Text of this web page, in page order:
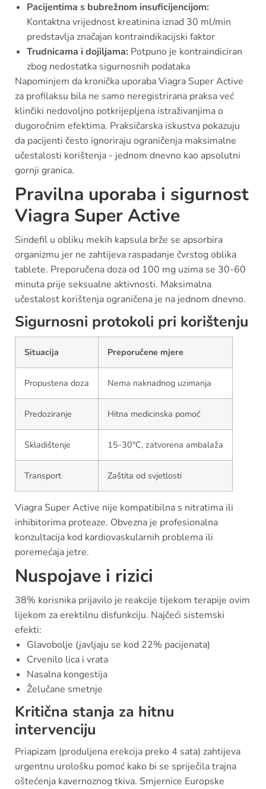
Pacijentima s bubrežnom insuficijencijom:
Kontaktna vrijednost kreatinina iznad 30 ml/min
predstavlja značajan kontraindikacijski faktor
Trudnicama i dojiljama: Potpuno je kontraindiciran
zbog nedostatka sigurnosnih podataka
Napominjem da kronička uporaba Viagra Super Active
za profilaksu bila ne samo neregistrirana praksa već
klinčiki nedovoljno potkrijepljena istraživanjima o
dugoročnim efektima. Praksičarska iskustva pokazuju
da pacijenti često ignoriraju ograničenja maksimalne
učestalosti korištenja - jednom dnevno kao apsolutni
gornji granica.
Pravilna uporaba i sigurnost
Viagra Super Active
Sindefil u obliku mekih kapsula brže se apsorbira
organizmu jer ne zahtijeva raspadanje čvrstog oblika
tablete. Preporučena doza od 100 mg uzima se 30-60
minuta prije seksualne aktivnosti. Maksimalna
učestalost korištenja ograničena je na jednom dnevno.
Sigurnosni protokoli pri korištenju
Situacija Preporučene mjere
Propustena doza Nema naknadnog uzimanja
Predoziranje Hitna medicinska pomoć
Skladištenje 15-30°C, zatvorena ambalaža
Transport Zaštita od svjetlosti
Viagra Super Active nije kompatibilna s nitratima ili
inhibitorima proteaze. Obvezna je profesionalna
konzultacija kod kardiovaskularnih problema ili
poremećaja jetre.
Nuspojave i rizici
38% korisnika prijavilo je reakcije tijekom terapije ovim
lijekom za erektilnu disfunkciju. Najčeći sistemski
efekti:
Glavobolje (javljaju se kod 22% pacijenata)
Crvenilo lica i vrata
Nasalna kongestija
Želučane smetnje
Kritična stanja za hitnu
intervenciju
Priapizam (produljena erekcija preko 4 sata) zahtijeva
urgentnu urološku pomoć kako bi se spriječila trajna
oštećenja kavernoznog tkiva. Smjernice Europske